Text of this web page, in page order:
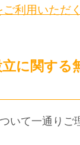
ご利用いただ
に関する
いて一通りご